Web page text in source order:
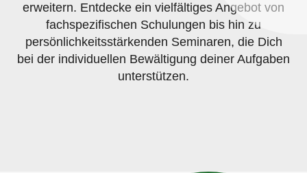
erweitern. Entdecke ein vielfältiges Angebot von
fachspezifischen Schulungen bis hin zu
persönlichkeitsstärkenden Seminaren, die Dich
bei der individuellen Bewältigung deiner Aufgaben
unterstützen.